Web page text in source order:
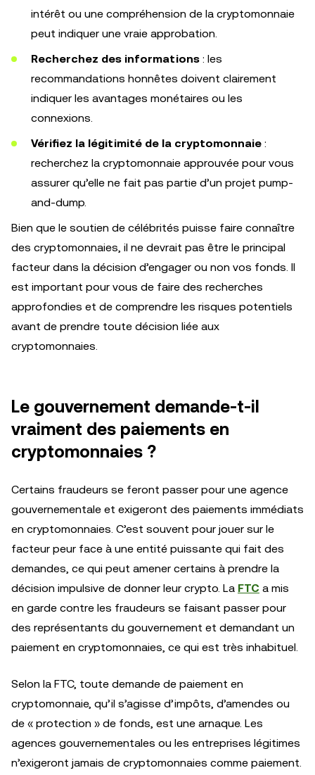
intérêt ou une compréhension de la cryptomonnaie
peut indiquer une vraie approbation.
Recherchez des informations : les
recommandations honnêtes doivent clairement
indiquer les avantages monétaires ou les
connexions.
Vérifiez la légitimité de la cryptomonnaie :
recherchez la cryptomonnaie approuvée pour vous
assurer qu’elle ne fait pas partie d’un projet pump-
and-dump.
Bien que le soutien de célébrités puisse faire connaître
des cryptomonnaies, il ne devrait pas être le principal
facteur dans la décision d’engager ou non vos fonds. Il
est important pour vous de faire des recherches
approfondies et de comprendre les risques potentiels
avant de prendre toute décision liée aux
cryptomonnaies.
Le gouvernement demande-t-il
vraiment des paiements en
cryptomonnaies ?
Certains fraudeurs se feront passer pour une agence
gouvernementale et exigeront des paiements immédiats
en cryptomonnaies. C’est souvent pour jouer sur le
facteur peur face à une entité puissante qui fait des
demandes, ce qui peut amener certains à prendre la
décision impulsive de donner leur crypto. La FTC a mis
en garde contre les fraudeurs se faisant passer pour
des représentants du gouvernement et demandant un
paiement en cryptomonnaies, ce qui est très inhabituel.
Selon la FTC, toute demande de paiement en
cryptomonnaie, qu’il s’agisse d’impôts, d’amendes ou
de « protection » de fonds, est une arnaque. Les
agences gouvernementales ou les entreprises légitimes
n’exigeront jamais de cryptomonnaies comme paiement.